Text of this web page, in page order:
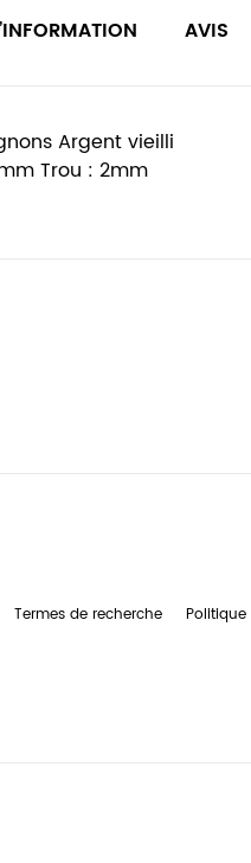
Argent vieilli
Trou : 2mm
AVIS
Termes de recherche